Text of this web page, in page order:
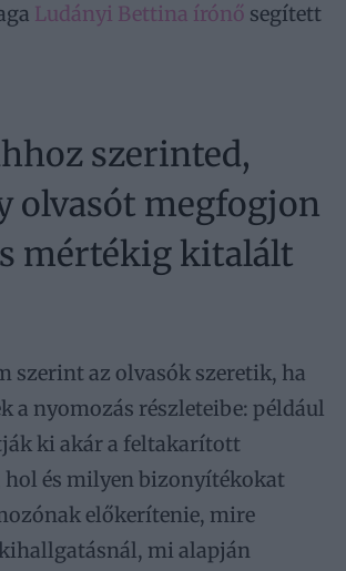
Ludányi Bettina írónő segített
szerinted,
olvasót megfogjon
mértékig kitalált
szerint az olvasók szeretik, ha
a nyomozás részleteibe: például
ki akár a feltakarított
és milyen bizonyítékokat
előkerítenie, mire
mi alapján